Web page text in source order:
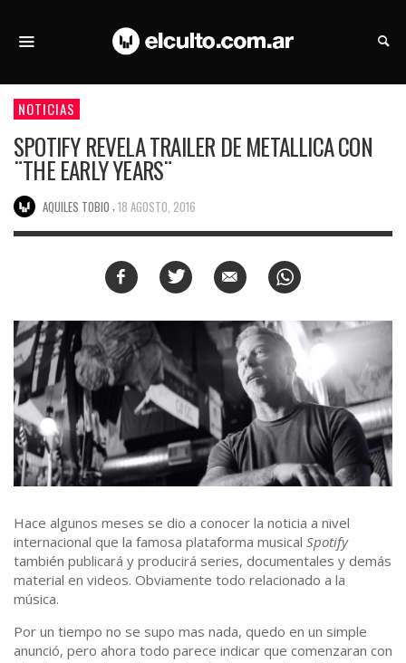
NOTICIAS
SPOTIFY REVELA TRAILER DE METALLICA CON
¨THE EARLY YEARS¨
AQUILES TOBIO 18 AGOSTO, 2016
Hace algunos meses se dio a conocer la noticia a nivel
internacional que la famosa plataforma musical Spotify
también publicará y producirá series, documentales y demás
material en videos. Obviamente todo relacionado a la
música.
Por un tiempo no se supo mas nada, quedo en un simple
anunció, pero ahora todo parece indicar que comenzaran con